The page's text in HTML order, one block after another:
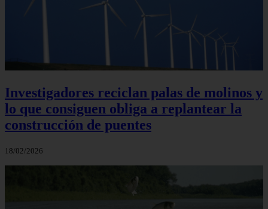
Investigadores reciclan palas de molinos y
lo que consiguen obliga a replantear la
construcción de puentes
18/02/2026